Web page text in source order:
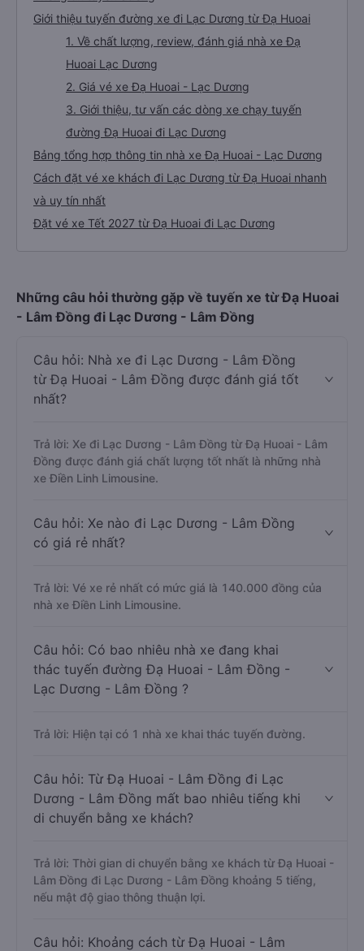
Giới thiệu tuyến đường xe đi Lạc Dương từ Đạ Huoai
1. Về chất lượng, review, đánh giá nhà xe Đạ
Huoai Lạc Dương
2. Giá vé xe Đạ Huoai - Lạc Dương
3. Giới thiệu, tư vấn các dòng xe chạy tuyến
đường Đạ Huoai đi Lạc Dương
Bảng tổng hợp thông tin nhà xe Đạ Huoai - Lạc Dương
Cách đặt vé xe khách đi Lạc Dương từ Đạ Huoai nhanh
và uy tín nhất
Đặt vé xe Tết 2027 từ Đạ Huoai đi Lạc Dương
Những câu hỏi thường gặp về tuyến xe từ Đạ Huoai
- Lâm Đồng đi Lạc Dương - Lâm Đồng
Câu hỏi: Nhà xe đi Lạc Dương - Lâm Đồng
từ Đạ Huoai - Lâm Đồng được đánh giá tốt
nhất?
Trả lời: Xe đi Lạc Dương - Lâm Đồng từ Đạ Huoai - Lâm
Đồng được đánh giá chất lượng tốt nhất là những nhà
xe Điền Linh Limousine.
Câu hỏi: Xe nào đi Lạc Dương - Lâm Đồng
có giá rẻ nhất?
Trả lời: Vé xe rẻ nhất có mức giá là 140.000 đồng của
nhà xe Điền Linh Limousine.
Câu hỏi: Có bao nhiêu nhà xe đang khai
thác tuyến đường Đạ Huoai - Lâm Đồng -
Lạc Dương - Lâm Đồng ?
Trả lời: Hiện tại có 1 nhà xe khai thác tuyến đường.
Câu hỏi: Từ Đạ Huoai - Lâm Đồng đi Lạc
Dương - Lâm Đồng mất bao nhiêu tiếng khi
di chuyển bằng xe khách?
Trả lời: Thời gian di chuyển bằng xe khách từ Đạ Huoai -
Lâm Đồng đi Lạc Dương - Lâm Đồng khoảng 5 tiếng,
nếu mật độ giao thông thuận lợi.
Câu hỏi: Khoảng cách từ Đạ Huoai - Lâm